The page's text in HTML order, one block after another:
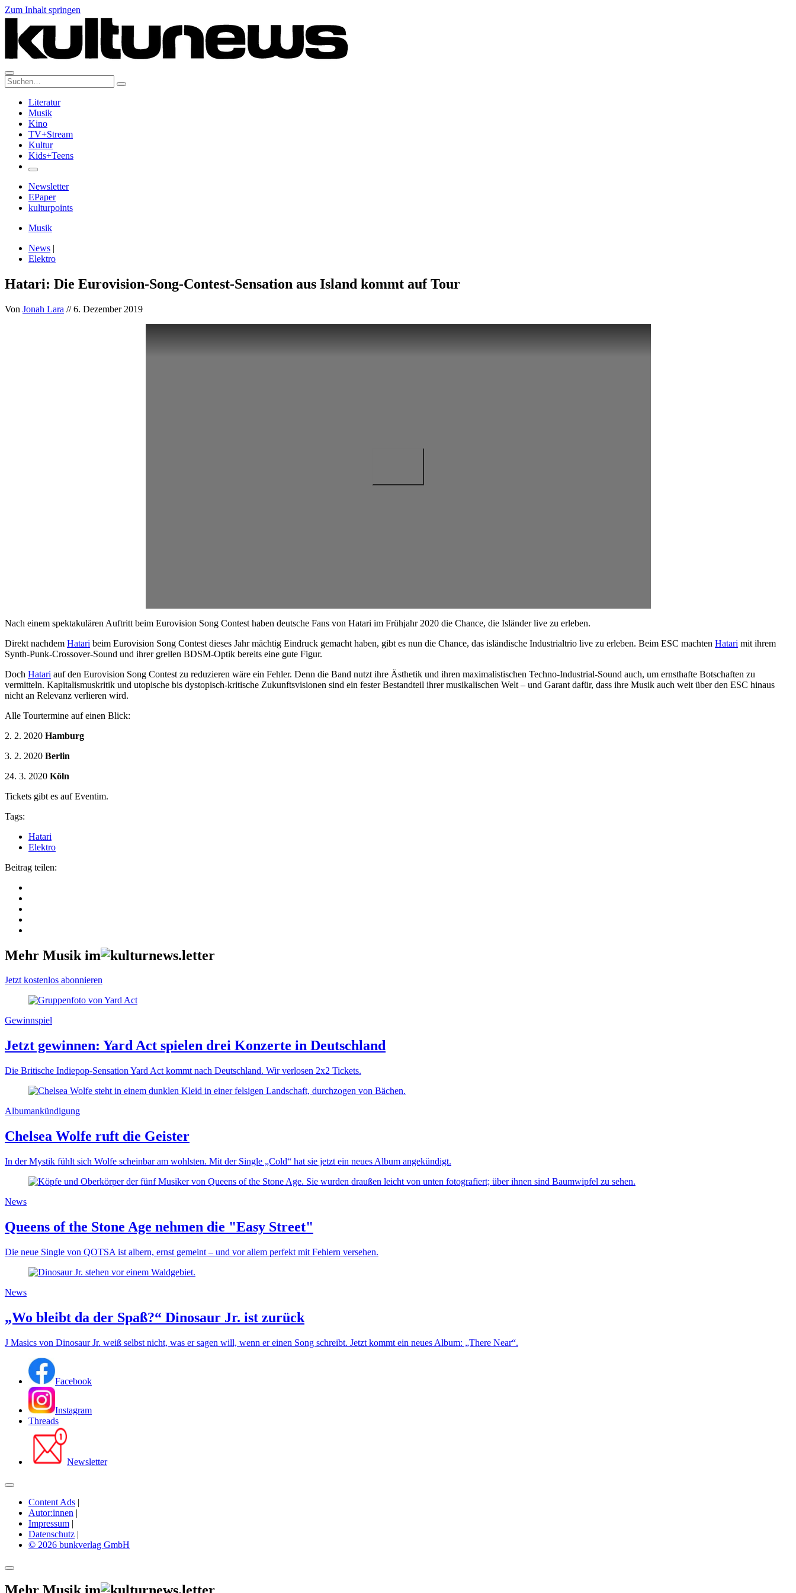
Zum Inhalt springen
Suche:
Literatur
Musik
Kino
TV+Stream
Kultur
Kids+Teens
Newsletter
EPaper
kulturpoints
Musik
News |
Elektro
Hatari: Die Eurovision-Song-Contest-Sensation aus Island kommt auf Tour
Von Jonah Lara // 6. Dezember 2019
Nach einem spektakulären Auftritt beim Eurovision Song Contest haben deutsche Fans von Hatari im Frühjahr 2020 die Chance, die Isländer live zu erleben.
Direkt nachdem Hatari beim Eurovision Song Contest dieses Jahr mächtig Eindruck gemacht haben, gibt es nun die Chance, das isländische Industrialtrio live zu erleben. Beim ESC machten Hatari mit ihrem
Synth-Punk-Crossover-Sound und ihrer grellen BDSM-Optik bereits eine gute Figur.
Doch Hatari auf den Eurovision Song Contest zu reduzieren wäre ein Fehler. Denn die Band nutzt ihre Ästhetik und ihren maximalistischen Techno-Industrial-Sound auch, um ernsthafte Botschaften zu
vermitteln. Kapitalismuskritik und utopische bis dystopisch-kritische Zukunftsvisionen sind ein fester Bestandteil ihrer musikalischen Welt – und Garant dafür, dass ihre Musik auch weit über den ESC hinaus
nicht an Relevanz verlieren wird.
Alle Tourtermine auf einen Blick:
2. 2. 2020 Hamburg
3. 2. 2020 Berlin
24. 3. 2020 Köln
Tickets gibt es auf Eventim.
Tags:
Hatari
Elektro
Beitrag teilen:
Mehr Musik im
Jetzt kostenlos abonnieren
Gewinnspiel
Jetzt gewinnen: Yard Act spielen drei Konzerte in Deutschland
Die Britische Indiepop-Sensation Yard Act kommt nach Deutschland. Wir verlosen 2x2 Tickets.
Albumankündigung
Chelsea Wolfe ruft die Geister
In der Mystik fühlt sich Wolfe scheinbar am wohlsten. Mit der Single „Cold“ hat sie jetzt ein neues Album angekündigt.
News
Queens of the Stone Age nehmen die "Easy Street"
Die neue Single von QOTSA ist albern, ernst gemeint – und vor allem perfekt mit Fehlern versehen.
News
„Wo bleibt da der Spaß?“ Dinosaur Jr. ist zurück
J Masics von Dinosaur Jr. weiß selbst nicht, was er sagen will, wenn er einen Song schreibt. Jetzt kommt ein neues Album: „There Near“.
Facebook
Instagram
Threads
Newsletter
Content Ads |
Autor:innen |
Impressum |
Datenschutz |
© 2026 bunkverlag GmbH
Mehr Musik im